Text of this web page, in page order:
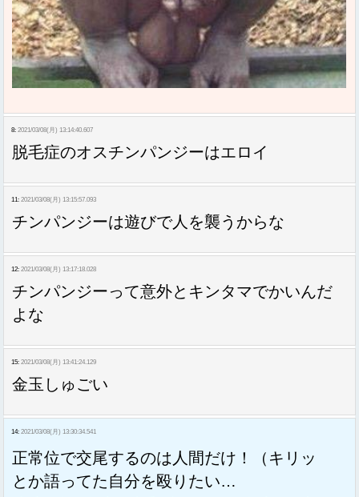
8: 2021/03/08(月) 13:14:40.607
脱毛症のオスチンパンジーはエロイ
11: 2021/03/08(月) 13:15:57.093
チンパンジーは遊びで人を襲うからな
12: 2021/03/08(月) 13:17:18.028
チンパンジーって意外とキンタマでかいんだ
よな
15: 2021/03/08(月) 13:41:24.129
金玉しゅごい
14: 2021/03/08(月) 13:30:34.541
正常位で交尾するのは人間だけ！（キリッ
とか語ってた自分を殴りたい…